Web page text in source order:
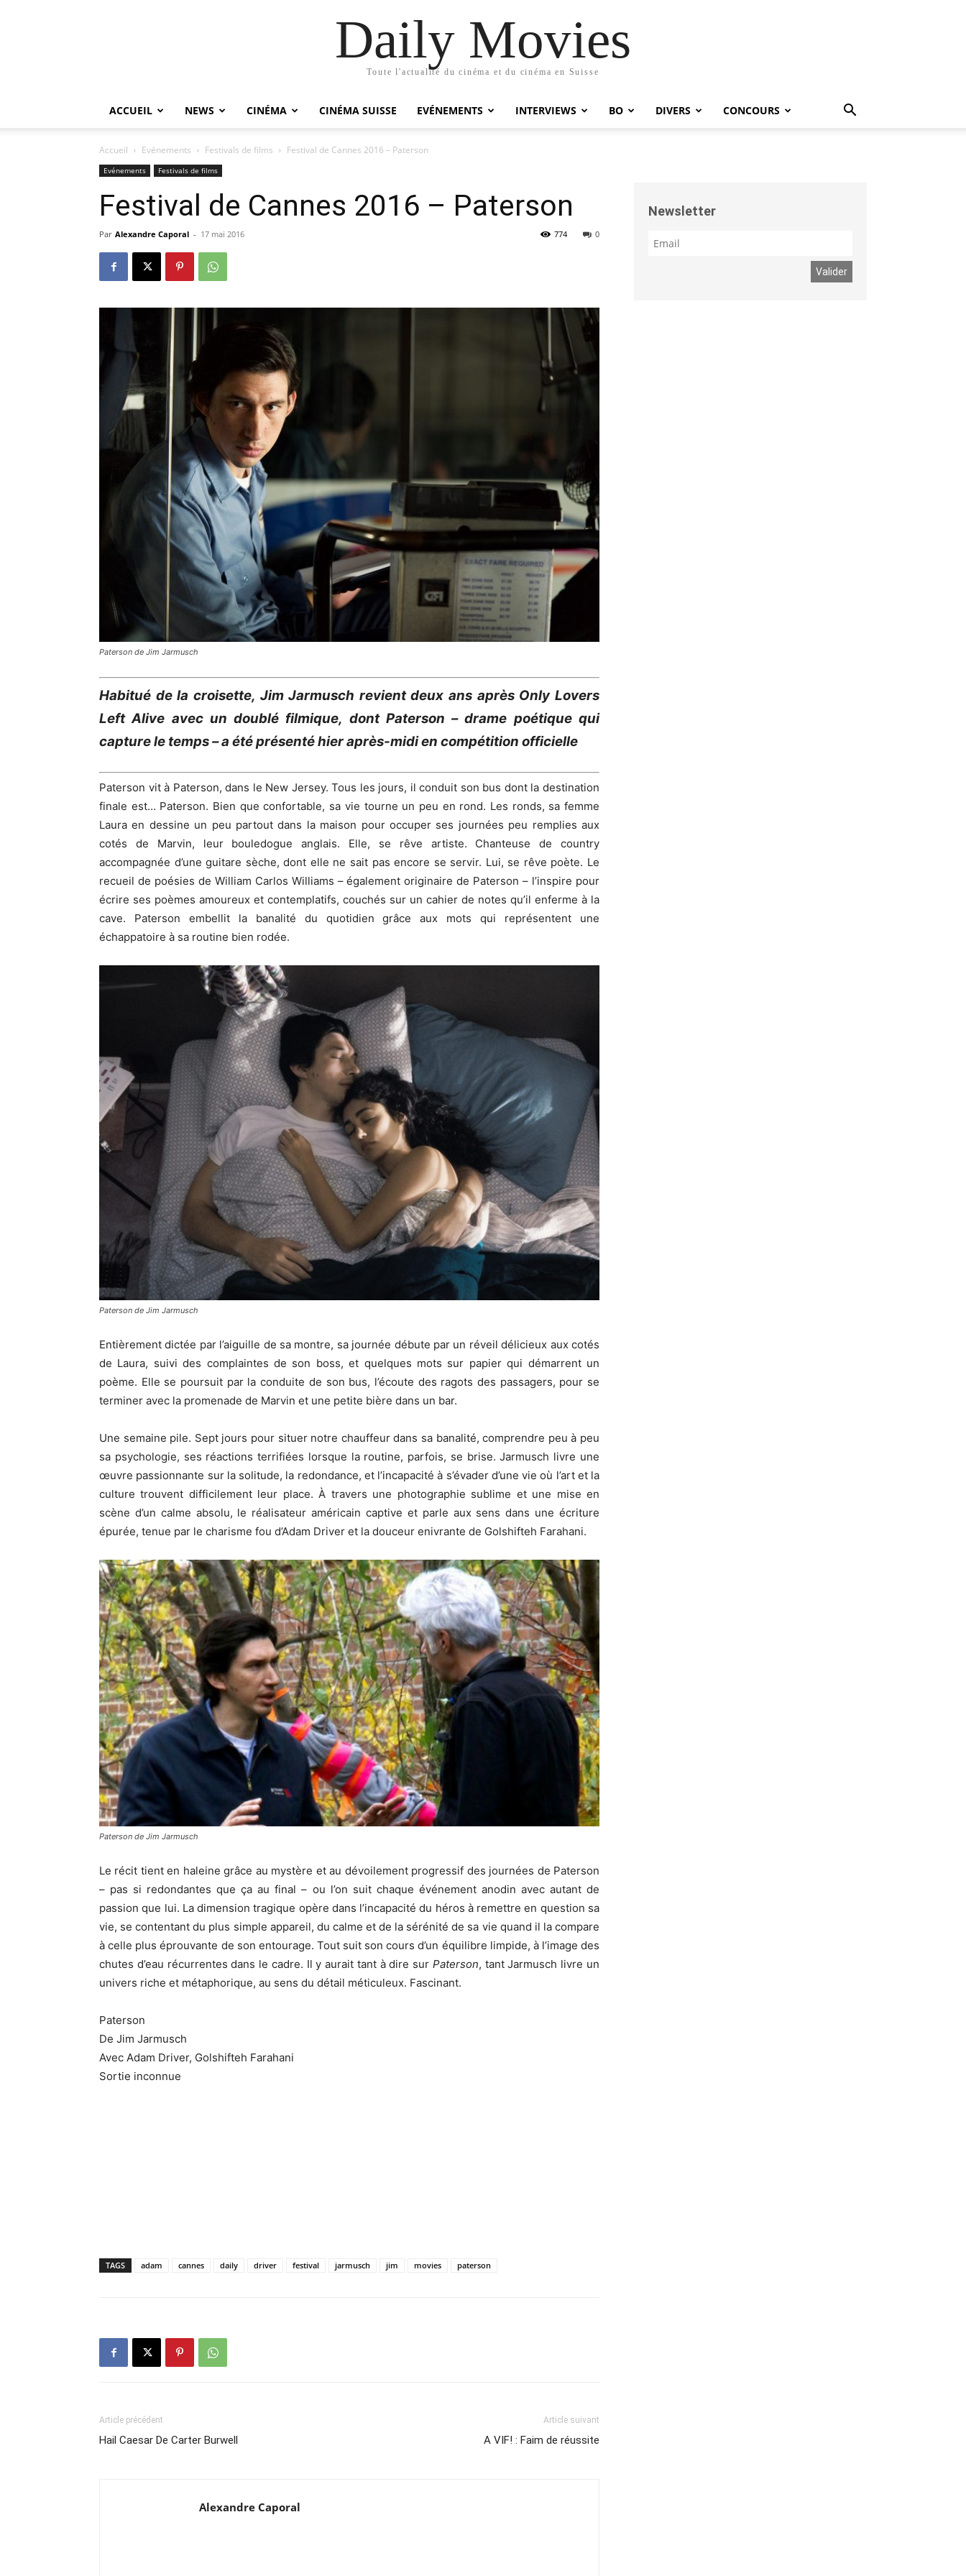
Daily Movies
Toute l'actualité du cinéma et du cinéma en Suisse
ACCUEIL NEWS CINÉMA CINÉMA SUISSE EVÉNEMENTS INTERVIEWS BO DIVERS CONCOURS
Accueil Evénements Festivals de films Festival de Cannes 2016 – Paterson
Evénements Festivals de films
Festival de Cannes 2016 – Paterson
Par Alexandre Caporal - 17 mai 2016 0
774
Paterson de Jim Jarmusch
Habitué de la croisette, Jim Jarmusch revient deux ans après Only Lovers
Left Alive avec un doublé filmique, dont Paterson – drame poétique qui
capture le temps – a été présenté hier après-midi en compétition officielle
Paterson vit à Paterson, dans le New Jersey. Tous les jours, il conduit son bus dont la destination
finale est… Paterson. Bien que confortable, sa vie tourne un peu en rond. Les ronds, sa femme
Laura en dessine un peu partout dans la maison pour occuper ses journées peu remplies aux
cotés de Marvin, leur bouledogue anglais. Elle, se rêve artiste. Chanteuse de country
accompagnée d’une guitare sèche, dont elle ne sait pas encore se servir. Lui, se rêve poète. Le
recueil de poésies de William Carlos Williams – également originaire de Paterson – l’inspire pour
écrire ses poèmes amoureux et contemplatifs, couchés sur un cahier de notes qu’il enferme à la
cave. Paterson embellit la banalité du quotidien grâce aux mots qui représentent une
échappatoire à sa routine bien rodée.
Paterson de Jim Jarmusch
Entièrement dictée par l’aiguille de sa montre, sa journée débute par un réveil délicieux aux cotés
de Laura, suivi des complaintes de son boss, et quelques mots sur papier qui démarrent un
poème. Elle se poursuit par la conduite de son bus, l’écoute des ragots des passagers, pour se
terminer avec la promenade de Marvin et une petite bière dans un bar.
Une semaine pile. Sept jours pour situer notre chauffeur dans sa banalité, comprendre peu à peu
sa psychologie, ses réactions terrifiées lorsque la routine, parfois, se brise. Jarmusch livre une
œuvre passionnante sur la solitude, la redondance, et l’incapacité à s’évader d’une vie où l’art et la
culture trouvent difficilement leur place. À travers une photographie sublime et une mise en
scène d’un calme absolu, le réalisateur américain captive et parle aux sens dans une écriture
épurée, tenue par le charisme fou d’Adam Driver et la douceur enivrante de Golshifteh Farahani.
Paterson de Jim Jarmusch
Le récit tient en haleine grâce au mystère et au dévoilement progressif des journées de Paterson
– pas si redondantes que ça au final – ou l’on suit chaque événement anodin avec autant de
passion que lui. La dimension tragique opère dans l’incapacité du héros à remettre en question sa
vie, se contentant du plus simple appareil, du calme et de la sérénité de sa vie quand il la compare
à celle plus éprouvante de son entourage. Tout suit son cours d’un équilibre limpide, à l’image des
chutes d’eau récurrentes dans le cadre. Il y aurait tant à dire sur Paterson, tant Jarmusch livre un
univers riche et métaphorique, au sens du détail méticuleux. Fascinant.
Paterson
De Jim Jarmusch
Avec Adam Driver, Golshifteh Farahani
Sortie inconnue
TAGS adam cannes daily driver festival jarmusch jim movies paterson
Article précédent
Hail Caesar De Carter Burwell
Article suivant
A VIF! : Faim de réussite
Alexandre Caporal
Newsletter